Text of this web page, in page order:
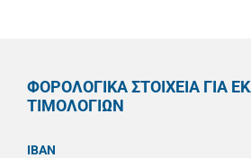
ΦΟΡΟΛΟΓΙΚΑ ΣΤΟΙΧΕΙΑ ΓΙΑ
ΤΙΜΟΛΟΓΙΩΝ
IBAN